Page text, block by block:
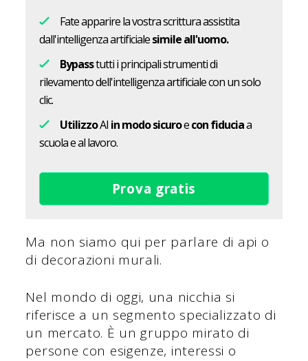
Fate apparire la vostra scrittura assistita
dall'intelligenza artificialesimile all'uomo.
Bypasstutti i principali strumenti di
rilevamento dell'intelligenza artificiale con un solo
clic.
UtilizzoAI in modo sicuroecon fiduciaa
scuola e al lavoro.
Prova gratis
Ma non siamo qui per parlare di api o
di decorazioni murali.
Nel mondo di oggi, una nicchia si
riferisce a un segmento specializzato di
un mercato. È un gruppo mirato di
persone con esigenze, interessi o